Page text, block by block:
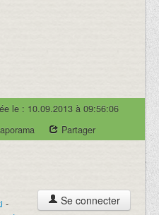
le : 10.09.2013 à 09:56:06
Partager
Se connecter
-